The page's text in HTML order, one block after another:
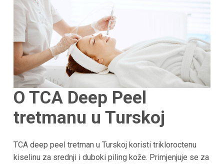
O TCA Deep Peel
tretmanu u Turskoj
TCA deep peel tretman u Turskoj koristi trikloroctenu
kiselinu za srednji i duboki piling kože. Primjenjuje se za